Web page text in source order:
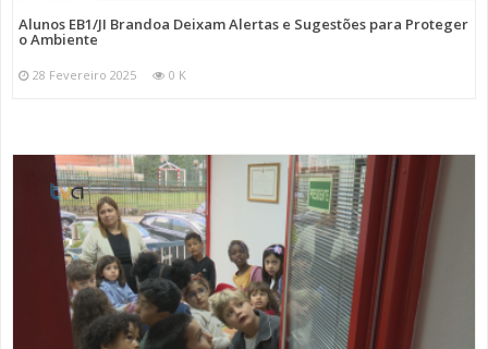
Alunos EB1/JI Brandoa Deixam Alertas e Sugestões para Proteger
o Ambiente
28 Fevereiro 2025 0 K